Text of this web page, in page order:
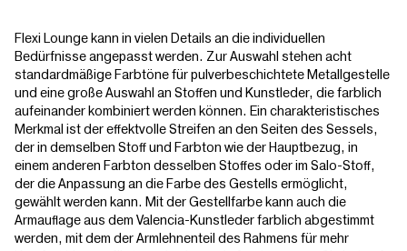
Flexi Lounge kann in vielen Details an die individuellen
Bedürfnisse angepasst werden. Zur Auswahl stehen acht
standardmäßige Farbtöne für pulverbeschichtete Metallgestelle
und eine große Auswahl an Stoffen und Kunstleder, die farblich
aufeinander kombiniert werden können. Ein charakteristisches
Merkmal ist der effektvolle Streifen an den Seiten des Sessels,
der in demselben Stoff und Farbton wie der Hauptbezug, in
einem anderen Farbton desselben Stoffes oder im Salo-Stoff,
der die Anpassung an die Farbe des Gestells ermöglicht,
gewählt werden kann. Mit der Gestellfarbe kann auch die
Armauflage aus dem Valencia-Kunstleder farblich abgestimmt
werden, mit dem der Armlehnenteil des Rahmens für mehr